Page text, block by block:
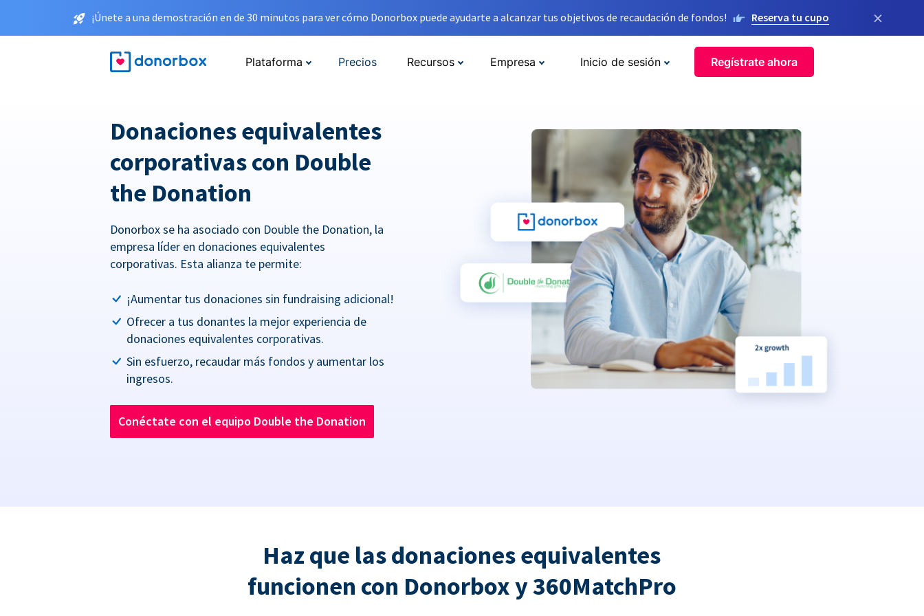
¡Únete a una demostración en de 30 minutos para ver cómo Donorbox puede ayudarte a alcanzar tus objetivos de recaudación de fondos! Reserva tu cupo ×
Plataforma Precios Recursos Empresa Inicio de sesión Regístrate ahora
Donaciones equivalentes
corporativas con Double
the Donation
Donorbox se ha asociado con Double the Donation, la
empresa líder en donaciones equivalentes
corporativas. Esta alianza te permite:
¡Aumentar tus donaciones sin fundraising adicional!
Ofrecer a tus donantes la mejor experiencia de
donaciones equivalentes corporativas.
Sin esfuerzo, recaudar más fondos y aumentar los
ingresos.
Conéctate con el equipo Double the Donation
Haz que las donaciones equivalentes
funcionen con Donorbox y 360MatchPro